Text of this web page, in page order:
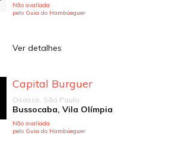
Não avaliada
pelo Guia do Hambúeguer
Ver detalhes
Capital Burguer
Osasco, São Paulo
Bussocaba, Vila Olímpia
Não avaliada
pelo Guia do Hambúeguer